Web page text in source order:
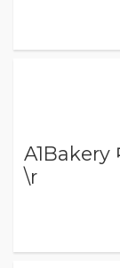
A1Bakery
\r